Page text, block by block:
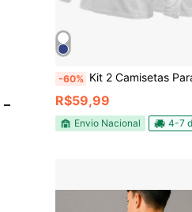
-60% Kit 2 Camisetas Para Pintor Trabalho
R$59,99
Envio Nacional 4-7